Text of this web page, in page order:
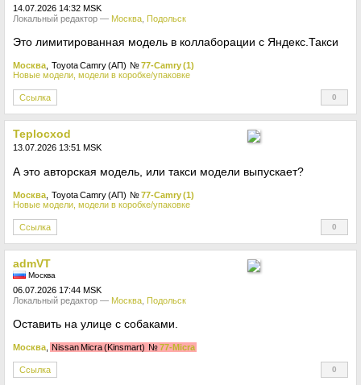
14.07.2026 14:32 MSK
Локальный редактор — Москва Подольск
Это лимитированная модель в коллаборации с Яндекс.Такси
Москва , Toyota Camry (АП) №77-Camry (1)
Новые модели, модели в коробке/упаковке
Ссылка
0
+0
Teplocxod
13.07.2026 13:51 MSK
А это авторская модель, или такси модели выпускает?
Москва , Toyota Camry (АП) №77-Camry (1)
Новые модели, модели в коробке/упаковке
Ссылка
0
+0
admVT
Москва
06.07.2026 17:44 MSK
Локальный редактор — Москва Подольск
Оставить на улице с собаками.
Москва Nissan Micra (Kinsmart) №77-Micra
Ссылка
0